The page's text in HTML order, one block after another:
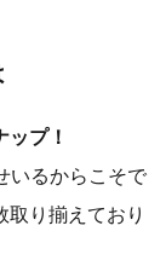
プ！
いるからこそで
取り揃えており